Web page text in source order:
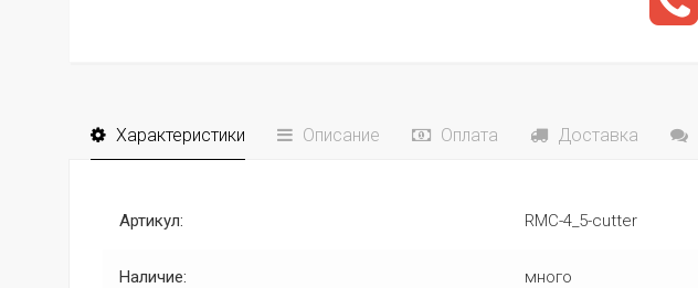
Характеристики Описание Оплата Доставка
Артикул: RMC-4_5-cutter
Наличие: много